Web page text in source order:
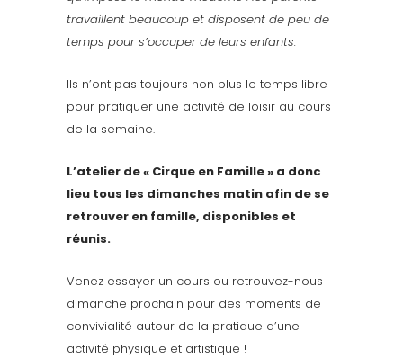
travaillent beaucoup et disposent de peu de
temps pour s’occuper de leurs enfants.
Ils n’ont pas toujours non plus le temps libre
pour pratiquer une activité de loisir au cours
de la semaine.
L’atelier de « Cirque en Famille » a donc
lieu tous les dimanches matin afin de se
retrouver en famille, disponibles et
réunis.
Venez essayer un cours ou retrouvez-nous
dimanche prochain pour des moments de
convivialité autour de la pratique d’une
activité physique et artistique !